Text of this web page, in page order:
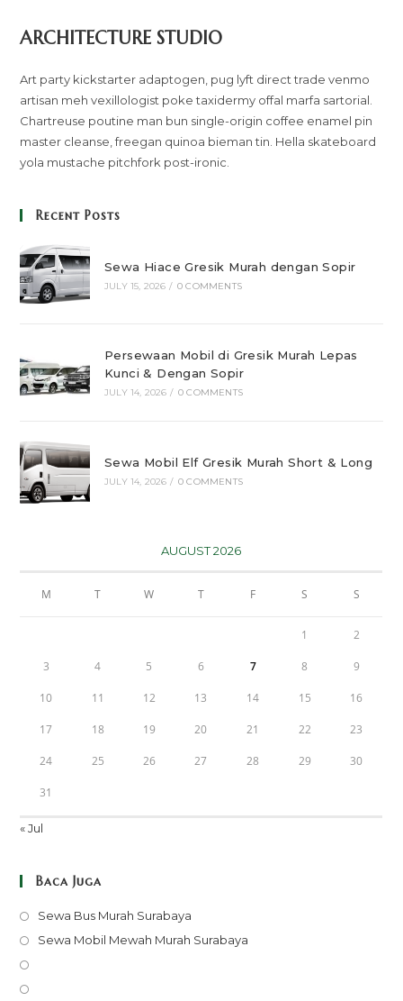
ARCHITECTURE STUDIO
Art party kickstarter adaptogen, pug lyft direct trade venmo
artisan meh vexillologist poke taxidermy offal marfa sartorial.
Chartreuse poutine man bun single-origin coffee enamel pin
master cleanse, freegan quinoa bieman tin. Hella skateboard
yola mustache pitchfork post-ironic.
Recent Posts
Sewa Hiace Gresik Murah dengan Sopir
JULY 15, 2026 / 0 COMMENTS
Persewaan Mobil di Gresik Murah Lepas
Kunci & Dengan Sopir
JULY 14, 2026 / 0 COMMENTS
Sewa Mobil Elf Gresik Murah Short & Long
JULY 14, 2026 / 0 COMMENTS
AUGUST 2026
M T W T F S S
1 2
3 4 5 6 7 8 9
10 11 12 13 14 15 16
17 18 19 20 21 22 23
24 25 26 27 28 29 30
31
« Jul
Baca Juga
Sewa Bus Murah Surabaya
in
Sewa Mobil Mewah Murah Surabaya